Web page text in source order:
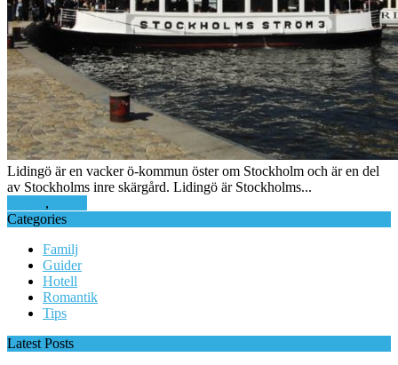
Lidingö är en vacker ö-kommun öster om Stockholm och är en del
av Stockholms inre skärgård. Lidingö är Stockholms...
,
Categories
Familj
Guider
Hotell
Romantik
Tips
Latest Posts